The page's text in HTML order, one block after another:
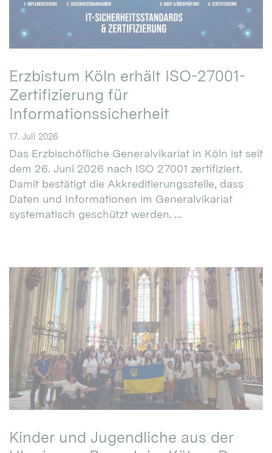
Erzbistum Köln erhält ISO-27001-
Zertifizierung für
Informationssicherheit
17. Juli 2026
Das Erzbischöfliche Generalvikariat in Köln ist seit
dem 26. Juni 2026 nach ISO 27001 zertifiziert.
Damit bestätigt die Akkreditierungsstelle, dass
Daten und Informationen im Generalvikariat
systematisch geschützt werden. ...
Kinder und Jugendliche aus der